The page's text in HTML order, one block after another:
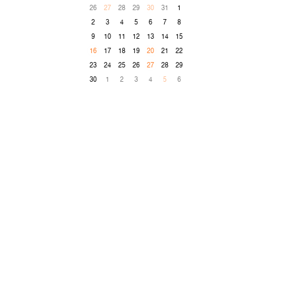
26 27 28 29 30 31
1
2
3 4 5 6 7
8
9
10 11 12 13 14
15
16
17 18 19 20 21
22
23
24 25 26 27 28
29
30
1 2 3 4 5 6